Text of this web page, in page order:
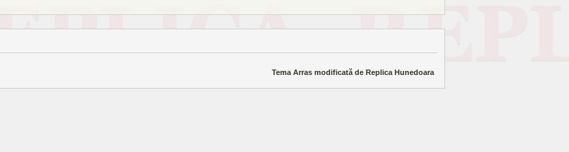
Tema Arras modificată de Replica Hunedoara